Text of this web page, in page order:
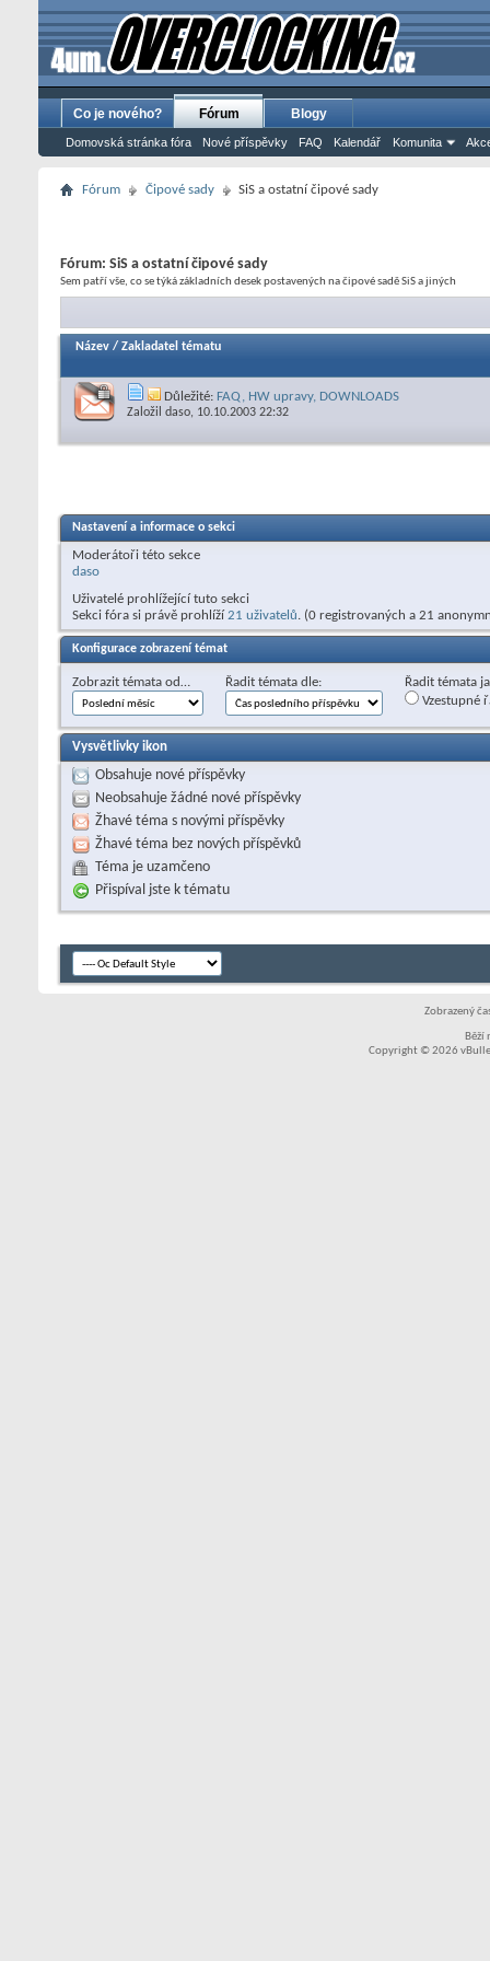
Co je nového? Fórum
Domovská stránka fóra Nové příspěvky FAQ Kalendář Komunita
Blogy
Fórum Čipové sady SiS a ostatní čipové sady
Fórum: SiS a ostatní čipové sady
Sem patří vše, co se týká základních desek postavených na čipové sadě SiS a jiných
Název / Zakladatel tématu
Důležité: FAQ, HW upravy, DOWNLOADS
Založil daso, 10.10.2003 22:32
Nastavení a informace o sekci
Moderátoři této sekce
daso
Uživatelé prohlížející tuto sekci
Sekci fóra si právě prohlíží 21 uživatelů. (0 registrovaných a 21
Konfigurace zobrazení témat
Zobrazit témata od… Řadit témata dle:
Řadit témata
Vzestupné
Vysvětlivky ikon
Obsahuje nové příspěvky
Neobsahuje žádné nové příspěvky
Žhavé téma s novými příspěvky
Žhavé téma bez nových příspěvků
Téma je uzamčeno
Přispíval jste k tématu
Zobrazený
Běží
Copyright © 2026